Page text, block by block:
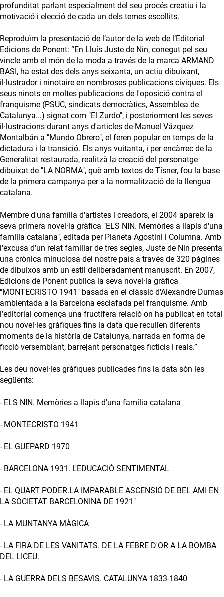
profunditat parlant especialment del seu procés creatiu i la
motivació i elecció de cada un dels temes escollits.
Reproduïm la presentació de l’autor de la web de l’Editorial
Edicions de Ponent: “En Lluís Juste de Nin, conegut pel seu
vincle amb el món de la moda a través de la marca ARMAND
BASI, ha estat des dels anys seixanta, un actiu dibuixant,
il·lustrador i ninotaire en nombroses publicacions cíviques. Els
seus ninots en moltes publicacions de l'oposició contra el
franquisme (PSUC, sindicats democràtics, Assemblea de
Catalunya...) signat com "El Zurdo", i posteriorment les seves
il·lustracions durant anys d'articles de Manuel Vázquez
Montalbán a "Mundo Obrero", el feren popular en temps de la
dictadura i la transició. Els anys vuitanta, i per encàrrec de la
Generalitat restaurada, realitzà la creació del personatge
dibuixat de "LA NORMA", què amb textos de Tísner, fou la base
de la primera campanya per a la normalització de la llengua
catalana.
Membre d'una família d'artistes i creadors, el 2004 apareix la
seva primera novel·la gràfica "ELS NIN. Memòries a llapis d'una
família catalana", editada per Planeta Agostini i Columna. Amb
l'excusa d'un relat familiar de tres segles, Juste de Nin presenta
una crònica minuciosa del nostre país a través de 320 pàgines
de dibuixos amb un estil deliberadament manuscrit. En 2007,
Edicions de Ponent publica la seva novel·la gràfica
"MONTECRISTO 1941" basada en el clàssic d'Alexandre Dumas
ambientada a la Barcelona esclafada pel franquisme. Amb
l’editorial comença una fructífera relació on ha publicat en total
nou novel·les gràfiques fins la data que recullen diferents
moments de la història de Catalunya, narrada en forma de
ficció versemblant, barrejant personatges ficticis i reals.”
Les deu novel·les gràfiques publicades fins la data són les
següents:
- ELS NIN. Memòries a llapis d'una família catalana
- MONTECRISTO 1941
- EL GUEPARD 1970
- BARCELONA 1931. L'EDUCACIÓ SENTIMENTAL
- EL QUART PODER.LA IMPARABLE ASCENSIÓ DE BEL AMI EN
LA SOCIETAT BARCELONINA DE 1921"
- LA MUNTANYA MÀGICA
- LA FIRA DE LES VANITATS. DE LA FEBRE D'OR A LA BOMBA
DEL LICEU.
- LA GUERRA DELS BESAVIS. CATALUNYA 1833-1840